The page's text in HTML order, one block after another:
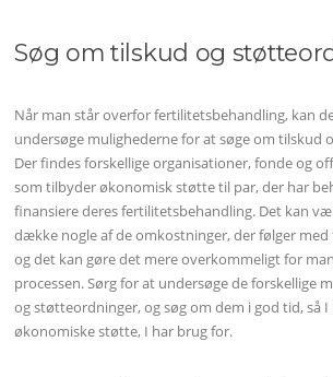
Søg om tilskud og
Når man står overfor fertilitetsbehandling, kan
undersøge mulighederne for at søge om tilskud
Der findes forskellige organisationer, fonde og
som tilbyder økonomisk støtte til par, der har
finansiere deres fertilitetsbehandling. Det kan
dække nogle af de omkostninger, der følger
og det kan gøre det mere overkommeligt for
processen. Sørg for at undersøge de forskellige
og støtteordninger, og søg om dem i god tid, så I
økonomiske støtte, I har brug for.